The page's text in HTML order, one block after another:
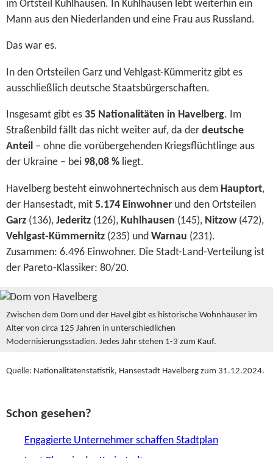
im Ortsteil Kuhlhausen. In Kuhlhausen lebt weiterhin ein
Mann aus den Niederlanden und eine Frau aus Russland.
Das war es.
In den Ortsteilen Garz und Vehlgast-Kümmeritz gibt es
ausschließlich deutsche Staatsbürgerschaften.
Insgesamt gibt es 35 Nationalitäten in Havelberg. Im
Straßenbild fällt das nicht weiter auf, da der deutsche
Anteil – ohne die vorübergehenden Kriegsflüchtlinge aus
der Ukraine – bei 98,08 % liegt.
Havelberg besteht einwohnertechnisch aus dem Hauptort,
der Hansestadt, mit 5.174 Einwohner und den Ortsteilen
Garz (136), Jederitz (126), Kuhlhausen (145), Nitzow(472),
Vehlgast-Kümmernitz (235) und Warnau (231).
Zusammen: 6.496 Einwohner. Die Stadt-Land-Verteilung ist
der Pareto-Klassiker: 80/20.
Zwischen dem Dom und der Havel gibt es historische Wohnhäuser im
Alter von circa 125 Jahren in unterschiedlichen
Modernisierungsstadien. Jedes Jahr stehen 1-3 zum Kauf.
Quelle: Nationalitätenstatistik, Hansestadt Havelberg zum 31.12.2024.
Schon gesehen?
Engagierte Unternehmer schaffen Stadtplan